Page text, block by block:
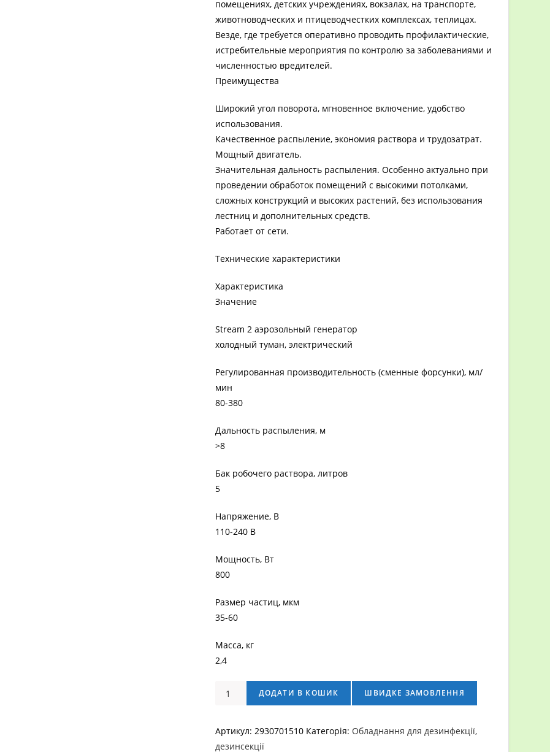
помещениях, детских учреждениях, вокзалах, на транспорте,
животноводческих и птицеводчестких комплексах, теплицах.
Везде, где требуется оперативно проводить профилактические,
истребительные мероприятия по контролю за заболеваниями и
численностью вредителей.
Преимущества
Широкий угол поворота, мгновенное включение, удобство
использования.
Качественное распыление, экономия раствора и трудозатрат.
Мощный двигатель.
Значительная дальность распыления. Особенно актуально при
проведении обработок помещений с высокими потолками,
сложных конструкций и высоких растений, без использования
лестниц и дополнительных средств.
Работает от сети.
Технические характеристики
Характеристика
Значение
Stream 2 аэрозольный генератор
холодный туман, электрический
Регулированная производительность (сменные форсунки), мл/
мин
80-380
Дальность распыления, м
>8
Бак робочего раствора, литров
5
Напряжение, В
110-240 В
Мощность, Вт
800
Размер частиц, мкм
35-60
Масса, кг
2,4
Stream
2 Аэрозольный
тумана
кількість
ДОДАТИ В КОШИК ШВИДКЕ ЗАМОВЛЕННЯ
Артикул: 2930701510 Категорія: Обладнання для дезинфекції,
дезинсекції